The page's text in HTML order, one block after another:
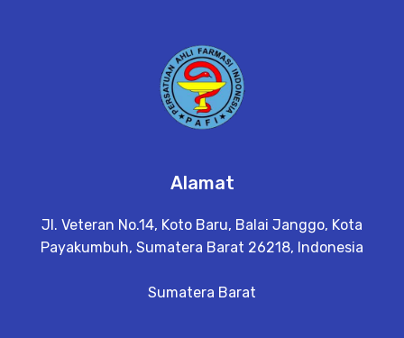
Alamat
Jl. Veteran No.14, Koto Baru, Balai Janggo, Kota
Payakumbuh, Sumatera Barat 26218, Indonesia
Sumatera Barat